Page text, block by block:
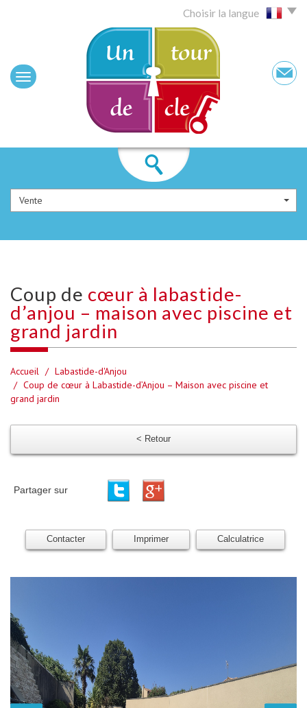
Choisir la langue
Vente
coup de cœur à labastide-
d’anjou – maison avec piscine et
grand jardin
Accueil
Labastide-d'Anjou
Coup de cœur à Labastide-d’Anjou – Maison avec piscine et
grand jardin
< Retour
Partager sur
Contacter Imprimer Calculatrice